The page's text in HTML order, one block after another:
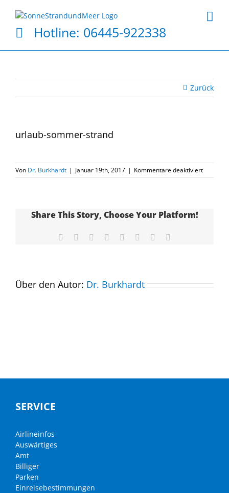
Inhalt
springen
Hotline: 06445-922338
Zurück
urlaub-sommer-strand
Von Dr. Burkhardt | Januar 19th, 2017 | Kommentare deaktiviertfür
urlaub-
Share This Story, Choose Your Platform!
Facebook Reddit LinkedIn
TumblrPinterest
Über den Autor: Dr. Burkhardt
SERVICE
Airlineinfos
Auswärtiges
Amt
Billiger
Parken
Einreisebestimmungen